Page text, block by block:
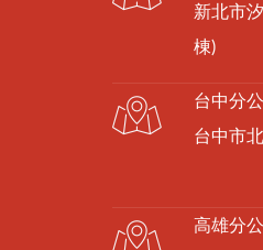
新北市
棟)
台中分公
台中市
高雄分公